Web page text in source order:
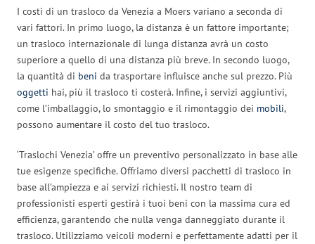
I costi di un trasloco da Venezia a Moers variano a seconda di
vari fattori. In primo luogo, la distanza è un fattore importante;
un trasloco internazionale di lunga distanza avrà un costo
superiore a quello di una distanza più breve. In secondo luogo,
la quantità di beni da trasportare influisce anche sul prezzo. Più
oggetti hai, più il trasloco ti costerà. Infine, i servizi aggiuntivi,
come l’imballaggio, lo smontaggio e il rimontaggio dei mobili,
possono aumentare il costo del tuo trasloco.
‘Traslochi Venezia’ offre un preventivo personalizzato in base alle
tue esigenze specifiche. Offriamo diversi pacchetti di trasloco in
base all’ampiezza e ai servizi richiesti. Il nostro team di
professionisti esperti gestirà i tuoi beni con la massima cura ed
efficienza, garantendo che nulla venga danneggiato durante il
trasloco. Utilizziamo veicoli moderni e perfettamente adatti per il